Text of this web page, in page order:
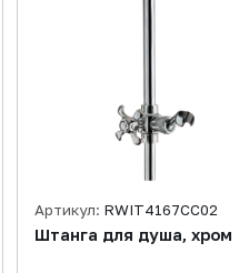
Артикул: RWIT4167CC02
Штанга для душа, хром